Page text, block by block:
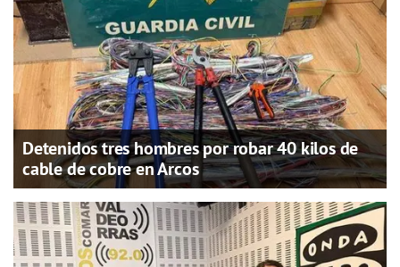
Detenidos tres hombres por robar 40 kilos de
cable de cobre en Arcos